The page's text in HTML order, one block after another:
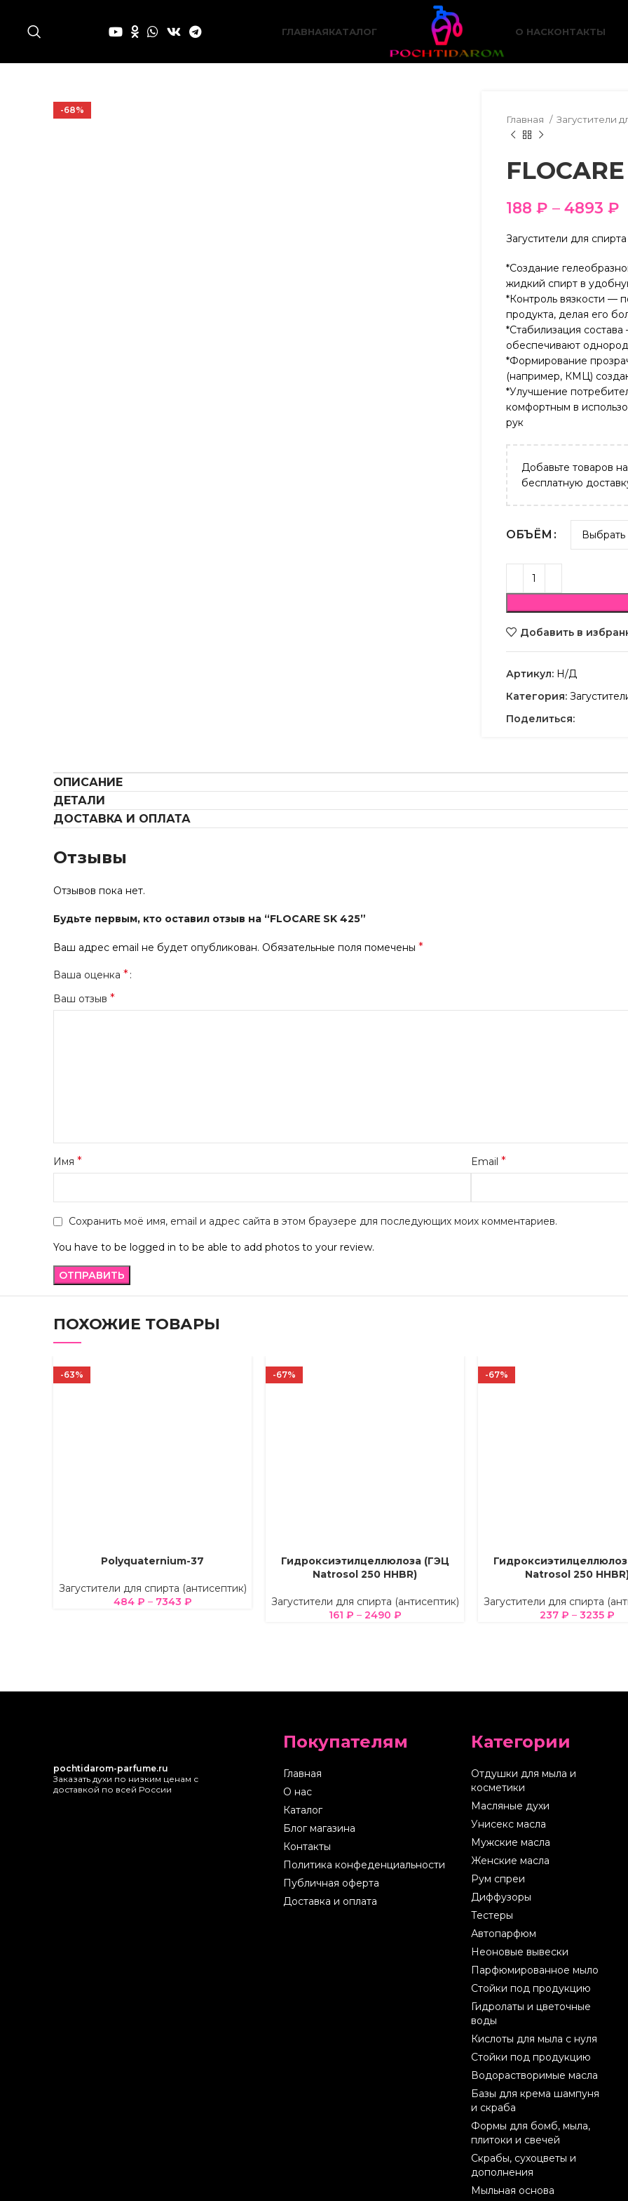
ГЛАВНАЯКАТАЛОГ О НАСКОНТАКТЫ
-68%
Главная Загустители
188 ₽ – 4893 ₽
Загустители для
*Создание
жидкий спирт в
*Контроль вязкости —
продукта, делая его
*Стабилизация
обеспечивают
*Формирование
(например, КМЦ)
*Улучшение
комфортным в
рук
Добавьте товаров
бесплатную
ОБЪЁМ
Добавить в
Артикул: Н/Д
Категория:
Поделиться:
ОПИСАНИЕ
ДЕТАЛИ
ДОСТАВКА И ОПЛАТА
Отзывы
Отзывов пока нет.
Будьте первым, кто оставил отзыв на “FLOCARE SK 425”
Ваш адрес email не будет опубликован. Обязательные поля помечены *
Ваша оценка *
Ваш отзыв *
Имя * Email *
Сохранить моё имя, email и адрес сайта в этом браузере для последующих моих комментариев.
You have to be logged in to be able to add photos to your review.
ПОХОЖИЕ ТОВАРЫ
-63%
ВЫБЕРИТЕ ПАРАМЕТРЫ
Polyquaternium-37
Загустители для спирта (антисептик)
484 ₽ – 7343 ₽
-67%
ВЫБЕРИТЕ ПАРАМЕТРЫ
Гидроксиэтилцеллюлоза (ГЭЦ
Natrosol 250 HHBR)
Загустители для спирта (антисептик)
161 ₽ – 2490 ₽
-67%
ВЫБЕРИТЕ ПАРАМЕТРЫ
Natrosol 250
Загустители для спирта
237 ₽ – 3235 ₽
pochtidarom-parfume.ru
Заказать духи по низким ценам с
доставкой по всей России
Покупателям
Главная
О нас
Каталог
Блог магазина
Контакты
Политика конфеденциальности
Публичная оферта
Доставка и оплата
Категории
Отдушки для мыла и
косметики
Масляные духи
Унисекс масла
Мужские масла
Женские масла
Рум спреи
Диффузоры
Тестеры
Автопарфюм
Неоновые вывески
Парфюмированное мыло
Стойки под продукцию
Гидролаты и цветочные
воды
Кислоты для мыла с нуля
Стойки под продукцию
Водорастворимые масла
Базы для крема шампуня
и скраба
Формы для бомб, мыла,
плитоки и свечей
Скрабы, сухоцветы и
дополнения
Мыльная основа